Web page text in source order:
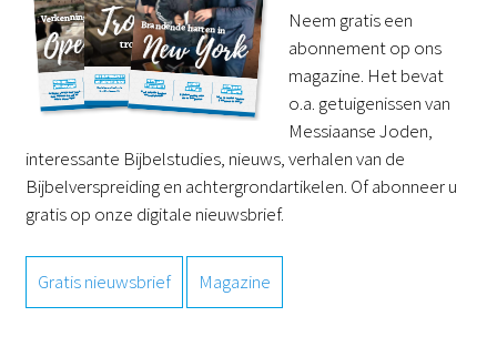
Neem gratis een
abonnement op ons
magazine. Het bevat
o.a. getuigenissen van
Messiaanse Joden,
interessante Bijbelstudies, nieuws, verhalen van de
Bijbelverspreiding en achtergrondartikelen. Of abonneer u
gratis op onze digitale nieuwsbrief.
Gratis nieuwsbrief Magazine